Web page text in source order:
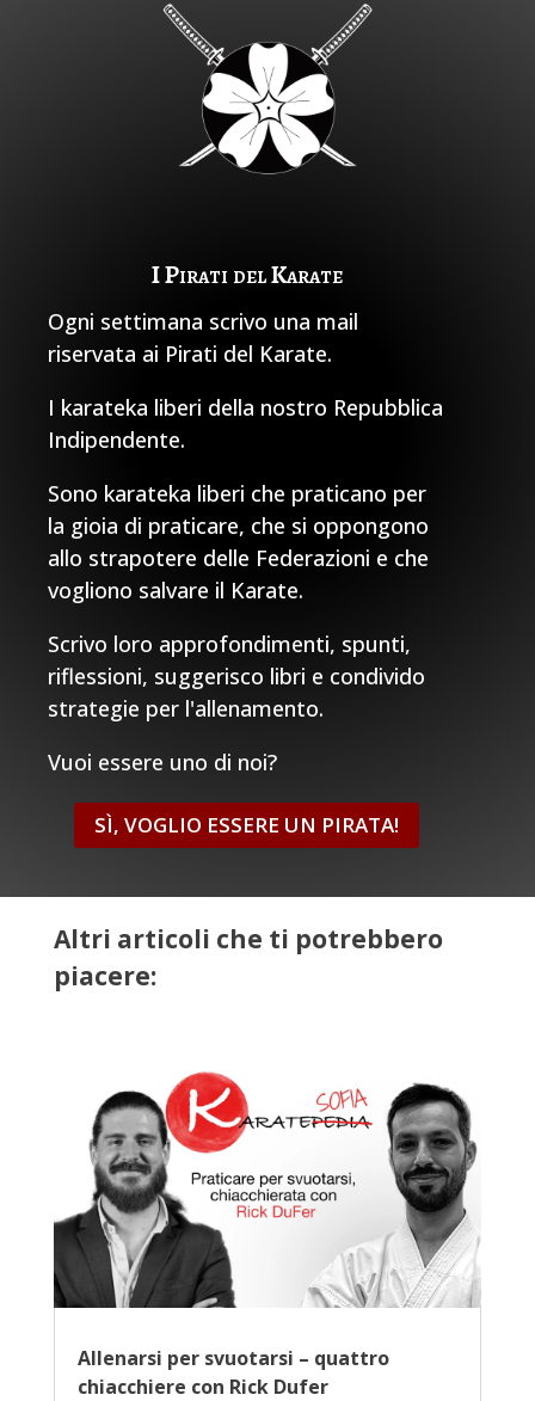
I Pirati del Karate
Ogni settimana scrivo una mail
riservata ai Pirati del Karate.
I karateka liberi della nostro Repubblica
Indipendente.
Sono karateka liberi che praticano per
la gioia di praticare, che si oppongono
allo strapotere delle Federazioni e che
vogliono salvare il Karate.
Scrivo loro approfondimenti, spunti,
riflessioni, suggerisco libri e condivido
strategie per l'allenamento.
Vuoi essere uno di noi?
SÌ, VOGLIO ESSERE UN PIRATA!
Altri articoli che ti potrebbero
piacere:
Allenarsi per svuotarsi – quattro
chiacchiere con Rick Dufer